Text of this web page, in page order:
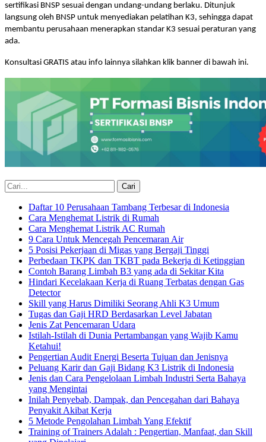
sertifikasi BNSP sesuai dengan undang-undang berlaku. Ditunjuk
langsung oleh BNSP untuk menyediakan pelatihan K3, sehingga dapat
membantu perusahaan menerapkan standar K3 sesuai peraturan yang
ada.
Konsultasi GRATIS atau info lainnya silahkan klik banner di bawah ini.
Daftar 10 Perusahaan Tambang Terbesar di Indonesia
Cara Menghemat Listrik di Rumah
Cara Menghemat Listrik AC Rumah
9 Cara Untuk Mencegah Pencemaran Air
5 Posisi Pekerjaan di Migas yang Bergaji Tinggi
Perbedaan TKPK dan TKBT pada Bekerja di Ketinggian
Contoh Barang Limbah B3 yang ada di Sekitar Kita
Hindari Kecelakaan Kerja di Ruang Terbatas dengan Gas
Detector
Skill yang Harus Dimiliki Seorang Ahli K3 Umum
Tugas dan Gaji HRD Berdasarkan Level Jabatan
Jenis Zat Pencemaran Udara
Istilah-Istilah di Dunia Pertambangan yang Wajib Kamu
Ketahui!
Pengertian Audit Energi Beserta Tujuan dan Jenisnya
Peluang Karir dan Gaji Bidang K3 Listrik di Indonesia
Jenis dan Cara Pengelolaan Limbah Industri Serta Bahaya
yang Mengintai
Inilah Penyebab, Dampak, dan Pencegahan dari Bahaya
Penyakit Akibat Kerja
5 Metode Pengolahan Limbah Yang Efektif
Training of Trainers Adalah : Pengertian, Manfaat, dan Skill